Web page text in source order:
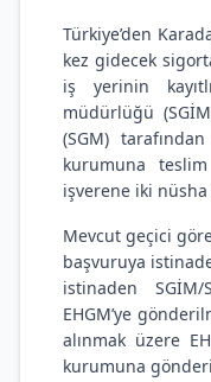
Türkiye’den
kez gidecek
iş yerinin
müdürlüğü
(SGM)
kurumuna
işverene iki
Mevcut geçici
başvuruya
istinaden SGİM/
EHGM’ye
alınmak üzere
kurumuna